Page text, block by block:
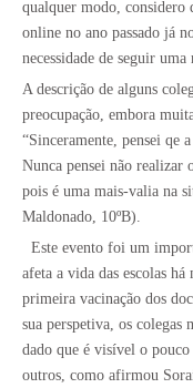
qualquer modo, considero
online no ano passado já
necessidade de seguir
A descrição de alguns
preocupação, embora
“Sinceramente, pensei qe
Nunca pensei não realizar
pois é uma mais-valia na
Maldonado, 10ºB).
Este evento foi um
afeta a vida das escolas há
primeira vacinação dos
sua perspetiva, os colegas
dado que é visível o
outros, como afirmou